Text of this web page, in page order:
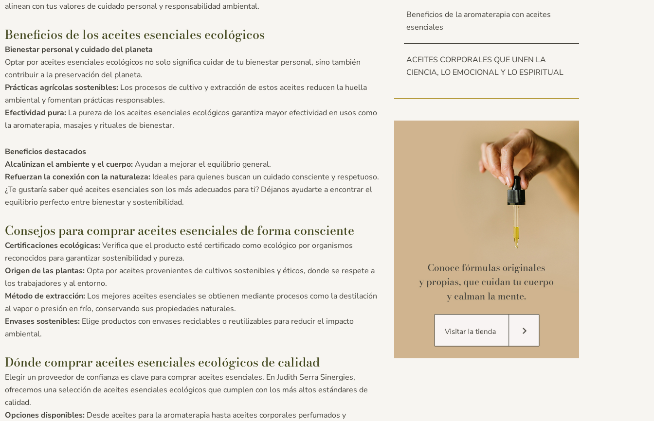
alinean con tus valores de cuidado personal y responsabilidad ambiental.
Beneficios de los aceites esenciales ecológicos
Bienestar personal y cuidado del planeta
Optar por aceites esenciales ecológicos no solo significa cuidar de tu bienestar personal, sino también
contribuir a la preservación del planeta.
Prácticas agrícolas sostenibles: Los procesos de cultivo y extracción de estos aceites reducen la huella
ambiental y fomentan prácticas responsables.
Efectividad pura: La pureza de los aceites esenciales ecológicos garantiza mayor efectividad en usos como
la aromaterapia, masajes y rituales de bienestar.
Beneficios destacados
Alcalinizan el ambiente y el cuerpo: Ayudan a mejorar el equilibrio general.
Refuerzan la conexión con la naturaleza: Ideales para quienes buscan un cuidado consciente y respetuoso.
¿Te gustaría saber qué aceites esenciales son los más adecuados para ti? Déjanos ayudarte a encontrar el
equilibrio perfecto entre bienestar y sostenibilidad.
Consejos para comprar aceites esenciales de forma consciente
Certificaciones ecológicas: Verifica que el producto esté certificado como ecológico por organismos
reconocidos para garantizar sostenibilidad y pureza.
Origen de las plantas: Opta por aceites provenientes de cultivos sostenibles y éticos, donde se respete a
los trabajadores y al entorno.
Método de extracción: Los mejores aceites esenciales se obtienen mediante procesos como la destilación
al vapor o presión en frío, conservando sus propiedades naturales.
Envases sostenibles: Elige productos con envases reciclables o reutilizables para reducir el impacto
ambiental.
Dónde comprar aceites esenciales ecológicos de calidad
Elegir un proveedor de confianza es clave para comprar aceites esenciales. En Judith Serra Sinergies,
ofrecemos una selección de aceites esenciales ecológicos que cumplen con los más altos estándares de
calidad.
Opciones disponibles: Desde aceites para la aromaterapia hasta aceites corporales perfumados y
Beneficios de la aromaterapia con aceites
esenciales
ACEITES CORPORALES QUE UNEN LA
CIENCIA, LO EMOCIONAL Y LO ESPIRITUAL